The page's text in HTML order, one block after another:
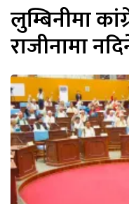
लुम्बिनीमा
राजीनामा